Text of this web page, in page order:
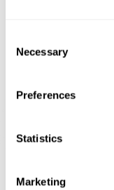
Selection
Necessary
Preferences
Statistics
Marketing